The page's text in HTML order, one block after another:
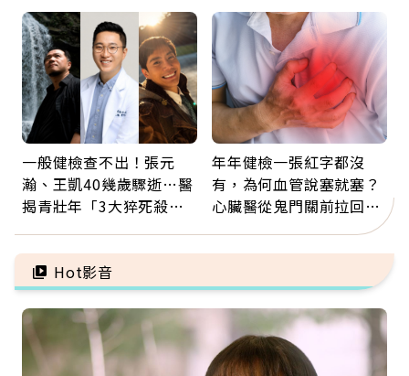
福
5招才能真救命
一般健檢查不出！張元
瀚、王凱40幾歲驟逝…醫
揭青壯年「3大猝死殺
雷
年年健檢一張紅字都沒
有，為何血管說塞就塞？
心臟醫從鬼門關前拉回病
人：會不會心梗要看對數
字
Hot影音